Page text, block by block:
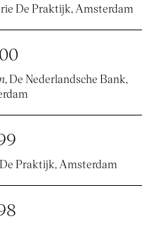
De Praktijk, Amsterdam
, De Nederlandsche Bank,
Praktijk, Amsterdam